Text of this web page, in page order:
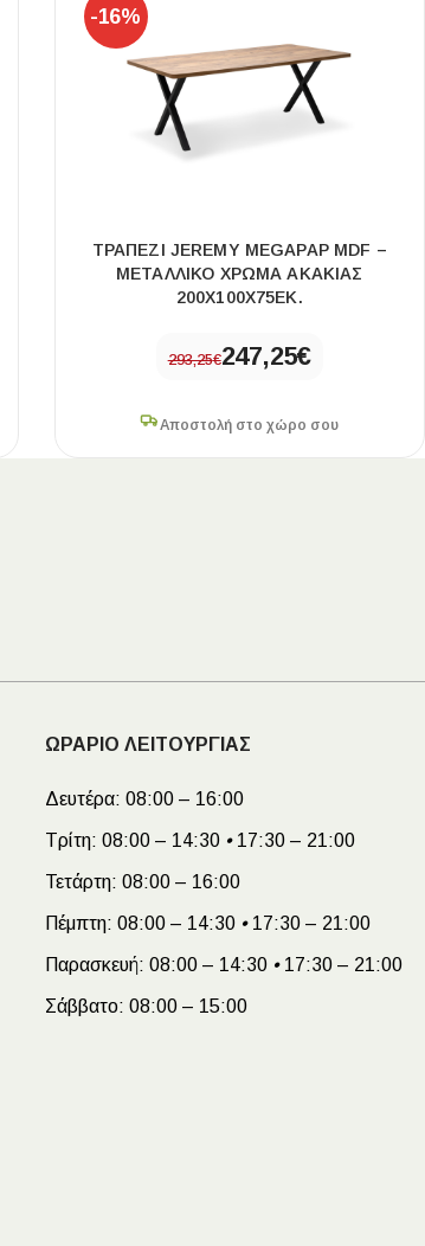
-16%
ΤΡΑΠΈΖΙ JEREMY MEGAPAP MDF –
ΜΕΤΑΛΛΙΚΌ ΧΡΏΜΑ ΑΚΑΚΊΑΣ
200X100X75ΕΚ.
293,25€247,25€
Αποστολή στο χώρο σου
ΩΡΑΡΙΟ ΛΕΙΤΟΥΡΓΙΑΣ
Δευτέρα: 08:00 – 16:00
Τρίτη: 08:00 – 14:30 •17:30 – 21:00
Τετάρτη: 08:00 – 16:00
Πέμπτη: 08:00 – 14:30 •17:30 – 21:00
Παρασκευή: 08:00 – 14:30 •17:30 – 21:00
Σάββατο: 08:00 – 15:00